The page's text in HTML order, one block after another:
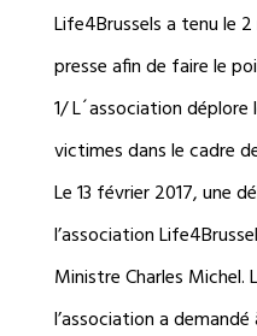
Life4Brussels a tenu le
presse afin de faire le
1/ L´association
victimes dans le cadre
Le 13 février 2017, une
l’association
Ministre Charles
l’association a